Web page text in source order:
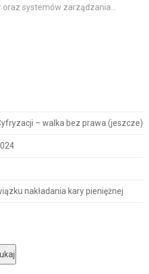
oraz systemów zarządzania...
– walka bez prawa (jeszcze)
nakładania kary pieniężnej